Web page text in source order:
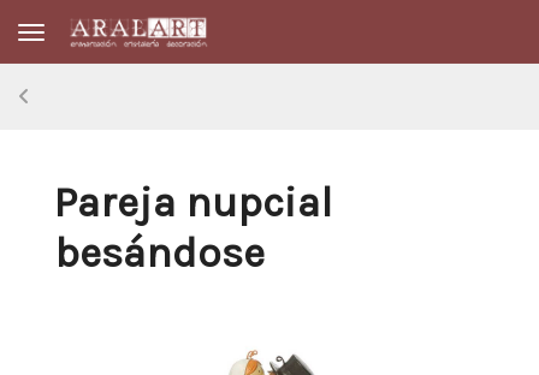
Toggle navigation
Pareja nupcial
besándose